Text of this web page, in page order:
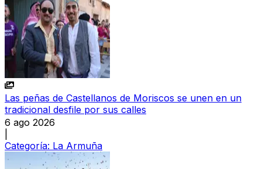
Las peñas de Castellanos de Moriscos se unen en un
tradicional desfile por sus calles
6 ago 2026
Categoría: La Armuña